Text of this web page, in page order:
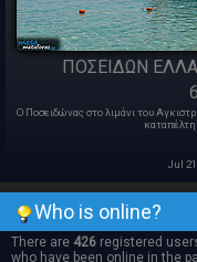
ΠΟΣΕΙΔΩΝ
O Ποσειδώνας στο λιμάνι του
καταπέλτη
Jul
Who is online?
There are 426 registered
who have been online in the